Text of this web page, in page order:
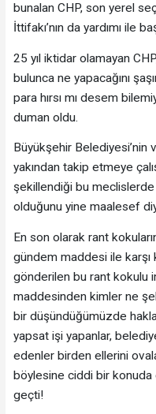
bunalan CHP, son yerel
İttifakı’nın da yardımı ile
25 yıl iktidar olamayan
bulunca ne yapacağını
para hırsı mı desem
duman oldu.
Büyükşehir
yakından takip etmeye
şekillendiği bu
olduğunu yine maalesef
En son olarak rant
gündem maddesi ile karşı
gönderilen bu rant kokulu
maddesinden kimler ne
bir düşündüğümüzde
yapsat işi yapanlar,
edenler birden ellerini
böylesine ciddi bir konuda
geçti!